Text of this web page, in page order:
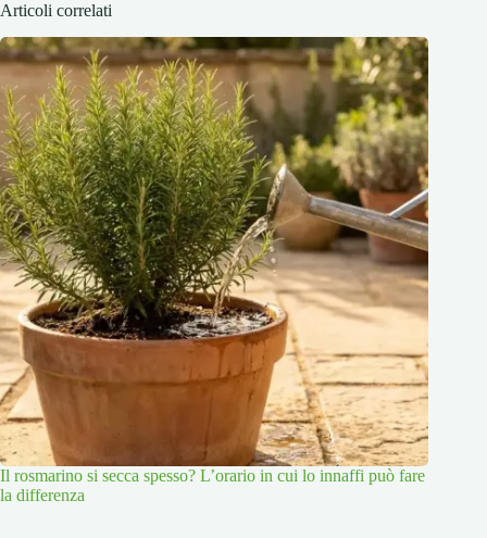
Articoli correlati
Il rosmarino si secca spesso? L’orario in cui lo innaffi può fare
la differenza